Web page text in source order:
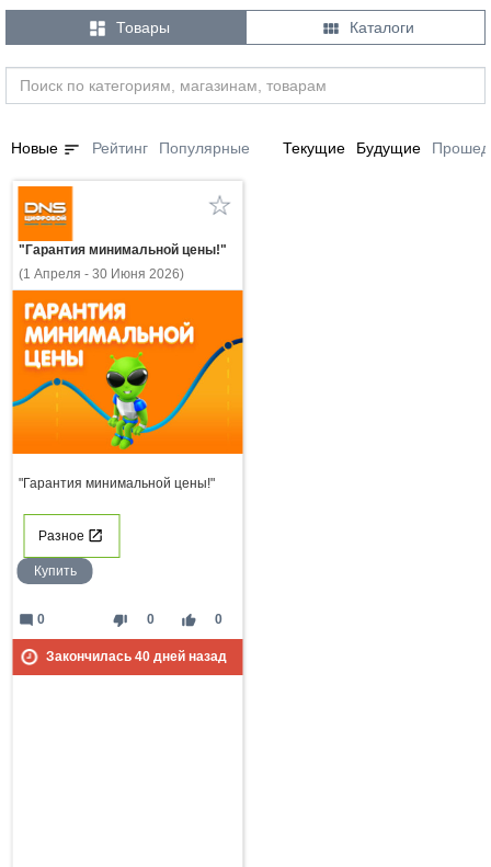
 Товары  Каталоги
Новые sort Рейтинг Популярные Текущие Будущие
"Гарантия минимальной цены!"
(1 Апреля - 30 Июня 2026)
"Гарантия минимальной цены!"
Разное
Купить
thumb_down 0 thumb_up 0
mode_comment 0
Закончилась 40дней назад